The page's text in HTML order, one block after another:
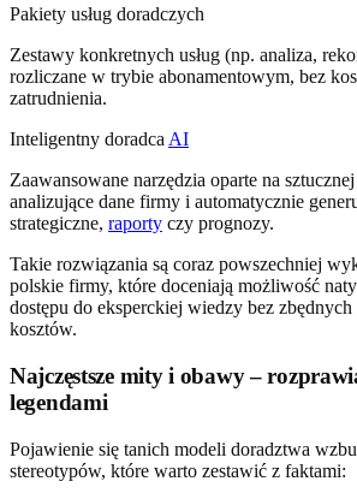
Pakiety usług doradczych
Zestawy konkretnych usług (np. analiza,
rozliczane w trybie abonamentowym, bez
zatrudnienia.
Inteligentny doradca AI
Zaawansowane narzędzia oparte na
analizujące dane firmy i automatycznie
strategiczne, raporty czy prognozy.
Takie rozwiązania są coraz powszechniej
polskie firmy, które doceniają możliwość
dostępu do eksperckiej wiedzy bez
kosztów.
Najczęstsze mity i obawy –
legendami
Pojawienie się tanich modeli doradztwa
stereotypów, które warto zestawić z faktami: